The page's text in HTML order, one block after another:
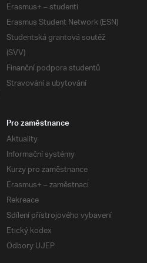
Erasmus+ – studenti
Erasmus Student Network (ESN)
Studentská grantová soutěž
(SVV)
Finanční podpora studentů
Stravování a ubytování
Pro zaměstnance
Aktuality
Informační systémy
Kurzy pro zaměstnance
Erasmus+ – zaměstnaci
Rekreace
Sdílení přístrojového vybavení
Etický kodex
Odbory UJEP